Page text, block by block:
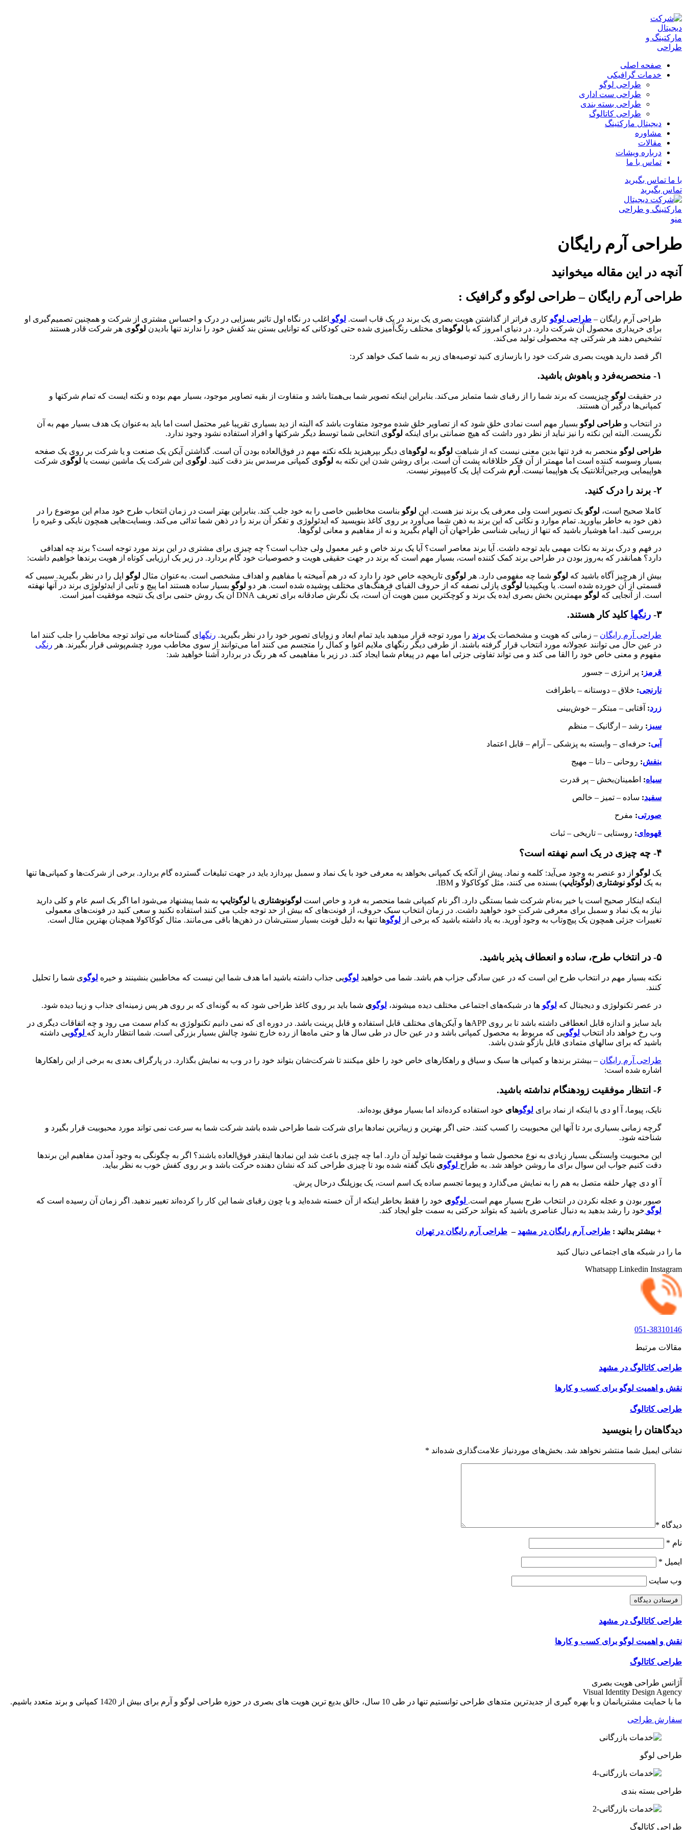
صفحه اصلی
خدمات گرافیکی
طراحی لوگو
طراحی ست اداری
طراحی بسته بندی
طراحی کاتالوگ
دیجیتال مارکتینگ
مشاوره
مقالات
درباره ویشات
تماس با ما
با ما تماس بگیرید
تماس بگیرید
منو
طراحی آرم رایگان
آنچه در این مقاله میخوانید
طراحی آرم رایگان – طراحی لوگو و گرافیک :
طراحی آرم رایگان – طراحی لوگو کاری فراتر از گذاشتن هویت بصری یک برند در یک قاب است. لوگو اغلب در نگاه اول تاثیر بسزایی در درک و احساس مشتری از شرکت و همچنین تصمیم‌گیری او
برای خریداری محصول آن شرکت دارد. در دنیای امروز که با لوگوهای مختلف رنگ‌آمیزی شده حتی کودکانی که توانایی بستن بند کفش خود را ندارند تنها بادیدن لوگوی هر شرکت قادر هستند
تشخیص دهند هر شرکتی چه محصولی تولید می‌کند.
اگر قصد دارید هویت بصری شرکت خود را بازسازی کنید توصیه‌های زیر به شما کمک خواهد کرد:
۱- منحصر‌به‌فرد و باهوش باشید.
در حقیقت لوگو چیزیست که برند شما را از رقبای شما متمایز می‌کند. بنابراین اینکه تصویر شما بی‌همتا باشد و متفاوت از بقیه تصاویر موجود، بسیار مهم بوده و نکته ایست که تمام شرکتها و
کمپانی‌ها درگیر آن هستند.
در انتخاب و طراحی لوگو بسیار مهم است نمادی خلق شود که از تصاویر خلق شده موجود متفاوت باشد که البته از دید بسیاری تقریبا غیر محتمل است اما باید به‌عنوان یک هدف بسیار مهم به آن
نگریست. البته این نکته را نیز نباید از نظر دور داشت که هیچ ضمانتی برای اینکه لوگوی انتخابی شما توسط دیگر شرکتها و افراد استفاده نشود وجود ندارد.
طراحی لوگو منحصر به فرد تنها بدین معنی نیست که از شباهت لوگو به لوگوهای دیگر بپرهیزید بلکه نکته مهم در فوق‌العاده بودن آن است. گذاشتن آیکن یک صنعت و یا شرکت بر روی یک صفحه
بسیار وسوسه کننده است اما مهمتر از آن فکر خللاقانه پشت آن است. برای روشن شدن این نکته به لوگوی کمپانی مرسدس بنز دقت کنید. لوگوی این شرکت یک ماشین نیست یا لوگوی شرکت
هواپیمایی ویرجین‌آتلانتیک یک هواپیما نیست. آرم شرکت اپل یک کامپیوتر نیست.
۲- برند را درک کنید.
کاملا صحیح است، لوگو یک تصویر است ولی معرفی یک برند نیز هست. این لوگو بناست مخاطبین خاصی را به خود جلب کند. بنابراین بهتر است در زمان انتخاب طرح خود مدام این موضوع را در
ذهن خود به خاطر بیاورید. تمام موارد و نکاتی که این برند به ذهن شما می‌آورد بر روی کاغذ بنویسید که ایدئولوژی و تفکر آن برند را در ذهن شما تدائی می‌کند. وبسایت‌هایی همچون نایکی و غیره را
بررسی کنید. اما هوشیار باشید که تنها از زیبایی شناسی طراحهان آن الهام بگیرید و نه از مفاهیم و معانی لوگوها.
در فهم و درک برند به نکات مهمی باید توجه داشت. آیا برند معاصر است؟ آیا یک برند خاص و غیر معمول ولی جذاب است؟ چه چیزی برای مشتری در این برند مورد توجه است؟ برند چه اهدافی
دارد؟ همانقدر که به‌روز بودن در طراحی برند کمک کننده است، بسیار مهم است که برند در جهت حقیقی هویت و خصوصیات خود گام بردارد. در زیر یک ارزیابی کوتاه از هویت برندها خواهیم داشت:
بیش از هرچیز آگاه باشید که لوگو شما چه مفهومی دارد. هر لوگوی تاریخچه خاص خود را دارد که در هم آمیخته با مفاهیم و اهداف مشخصی است. به‌عنوان مثال لوگو اپل را در نظر بگیرید. سیبی که
قسمتی از آن خورده شده است. یا ویکیپدیا لوگوی پازلی نصفه که از حروف الفبای فرهنگ‌های مختلف پوشیده شده است. هر دو لوگو بسیار ساده هستند اما پیچ و تابی از ایدئولوژی برند در آنها نهفته
است. از آنجایی که لوگو مهمترین بخش بصری ایده یک برند و کوچکترین مبین هویت آن است، یک نگرش صادقانه برای تعریف DNA آن یک روش حتمی برای یک نتیجه موفقیت آمیز است.
۳- رنگها کلید کار هستند.
طراحی آرم رایگان – زمانی که هویت و مشخصات یک برند را مورد توجه قرار میدهید باید تمام ابعاد و زوایای تصویر خود را در نظر بگیرید. رنگهای گستاخانه می تواند توجه مخاطب را جلب کنند اما
در عین حال می توانند عجولانه مورد انتخاب قرار گرفته باشند. از طرفی دیگر رنگهای ملایم اغوا و کمال را متجسم می کنند اما می‌توانند از سوی مخاطب مورد چشم‌پوشی قرار بگیرند. هر رنگی
مفهوم و معنی خاص خود را القا می کند و می تواند تفاوتی جزئی اما مهم در پیغام شما ایجاد کند. در زیر با مفاهیمی که هر رنگ در بردارد آشنا خواهید شد:
قرمز : پر انرژی – جسور
نارنجی: خلاق – دوستانه – باطرافت
زرد: آفتابی – مبتکر – خوش‌بینی
سبز : رشد – ارگانیک – منظم
آبی: حرفه‌ای – وابسته به پزشکی – آرام – قابل اعتماد
بنفش: روحانی – دانا – مهیج
سیاه: اطمینان‌بخش – پر قدرت
سفید: ساده – تمیز – خالص
صورتی: مفرح
قهوه‌ای: روستایی – تاریخی – ثبات
۴- چه چیزی در یک اسم نهفته است؟
یک لوگو از دو عنصر به وجود می‌آید: کلمه و نماد. پیش از آنکه یک کمپانی بخواهد به معرفی خود با یک نماد و سمبل بپردازد باید در جهت تبلیغات گسترده گام بردارد. برخی از شرکت‌ها و کمپانی‌ها تنها
به یک لوگو نوشتاری (لوگوتایپ) بسنده می کنند، مثل کوکاکولا و IBM.
اینکه اینکار صحیح است یا خیر به‌نام شرکت شما بستگی دارد. اگر نام کمپانی شما منحصر به فرد و خاص است لوگونوشتاری یا لوگوتایپ به شما پیشنهاد می‌شود اما اگر یک اسم عام و کلی دارید
نیاز به یک نماد و سمبل برای معرفی شرکت خود خواهید داشت. در زمان انتخاب سبک حروف، از فونت‌های که بیش از حد توجه جلب می کنند استفاده نکنید و سعی کنید در فونت‌های معمولی
تغییرات جزئی همچون یک پیچ‌وتاب به وجود آورید. به یاد داشته باشید که برخی از لوگوها تنها به دلیل فونت بسیار سنتی‌شان در ذهن‌ها باقی می‌مانند. مثال کوکاکولا همچنان بهترین مثال است.
۵- در انتخاب طرح، ساده و انعطاف پذیر باشید.
نکته بسیار مهم در انتخاب طرح این است که در عین سادگی جزاب هم باشد. شما می خواهید لوگویی جذاب داشته باشید اما هدف شما این نیست که مخاطبین بنشینند و خیره لوگوی شما را تحلیل
کنند.
در عصر تکنولوژی و دیجیتال که لوگو ها در شبکه‌های اجتماعی مختلف دیده میشوند، لوگوی شما باید بر روی کاغذ طراحی شود که به گونه‌ای که بر روی هر پس زمینه‌ای جذاب و زیبا دیده شود.
باید سایز و اندازه قابل انعطافی داشته باشد تا بر روی APPها و آیکن‌های مختلف قابل استفاده و قابل پرینت باشد. در دوره ای که نمی دانیم تکنولوژی به کدام سمت می رود و چه اتفاقات دیگری در
وب رخ خواهد داد انتخاب لوگویی که مربوط به محصول کمپانی باشد و در عین حال در طی سال ها و حتی ماه‌ها از رده خارج نشود چالش بسیار بزرگی است. شما انتظار دارید که لوگویی داشته
باشید که برای سالهای متمادی قابل بازگو شدن باشد.
طراحی آرم رایگان – بیشتر برندها و کمپانی ها سبک و سیاق و راهکارهای خاص خود را خلق میکنند تا شرکت‌شان بتواند خود را در وب به نمایش بگذارد. در پارگراف بعدی به برخی از این راهکارها
اشاره شده است:
۶- انتظار موفقیت زودهنگام نداشته باشید.
نایک، پیوما، آ او دی با اینکه از نماد برای لوگوهای خود استفاده کرده‌اند اما بسیار موفق بوده‌اند.
گرچه زمانی بسیاری برد تا آنها این محبوبیت را کسب کنند. حتی اگر بهترین و زیباترین نمادها برای شرکت شما طراحی شده باشد شرکت شما به سرعت نمی تواند مورد محبوبیت قرار بگیرد و
شناخته شود.
این محبوبیت وابستگی بسیار زیادی به نوع محصول شما و موفقیت شما تولید آن دارد. اما چه چیزی باعث شد این نمادها اینقدر فوق‌العاده باشند؟ اگر به چگونگی به وجود آمدن مفاهیم این برندها
دقت کنیم جواب این سوال برای ما روشن خواهد شد. به طراح لوگوی نایک گفته شده بود تا چیزی طراحی کند که نشان دهنده حرکت باشد و بر روی کفش خوب به نظر بیاید.
آ او دی چهار حلقه متصل به هم را به نمایش می‌گذارد و پیوما تجسم ساده یک اسم است، یک یوزپلنگ درحال پرش.
صبور بودن و عجله نکردن در انتخاب طرح بسیار مهم است. لوگوی خود را فقط بخاطر اینکه از آن خسته شده‌اید و یا چون رقبای شما این کار را کرده‌اند تغییر ندهید. اگر زمان آن رسیده است که
لوگو خود را رشد بدهید به دنبال عناصری باشید که بتواند حرکتی به سمت جلو ایجاد کند.
+ بیشتر بدانید : طراحی آرم رایگان در مشهد – طراحی آرم رایگان در تهران
ما را در شبکه های اجتماعی دنبال کنید
Whatsapp Linkedin Instagram
051-38310146
مقالات مرتبط
طراحی کاتالوگ در مشهد
نقش و اهمیت لوگو برای کسب و کارها
طراحی کاتالوگ
دیدگاهتان را بنویسید
نشانی ایمیل شما منتشر نخواهد شد. بخش‌های موردنیاز علامت‌گذاری شده‌اند *
دیدگاه *
نام *
ایمیل *
وب‌ سایت
طراحی کاتالوگ در مشهد
نقش و اهمیت لوگو برای کسب و کارها
طراحی کاتالوگ
آژانس طراحی هویت بصری
Visual Identity Design Agency
ما با حمایت مشتریانمان و با بهره گیری از جدیدترین متدهای طراحی توانستیم تنها در طی 10 سال، خالق بدیع ترین هویت های بصری در حوزه طراحی لوگو و آرم برای بیش از 1420 کمپانی و برند متعدد باشیم.
سفارش طراحی
طراحی لوگو
طراحی بسته بندی
طراحی کاتالوگ